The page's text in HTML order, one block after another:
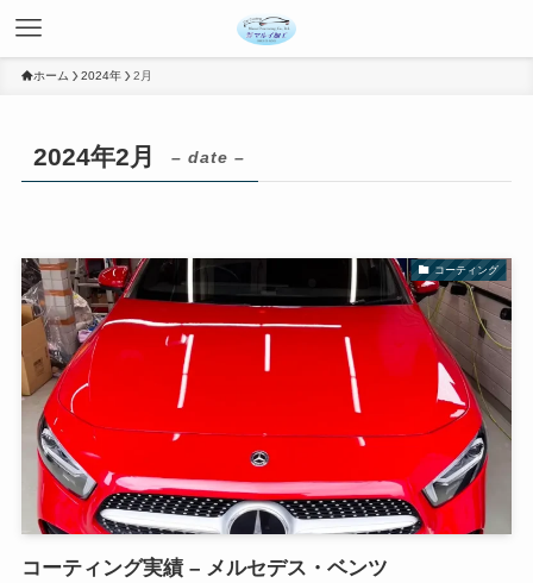
ホーム 2024年 2月
2024年2月 – date –
コーティング
コーティング実績 – メルセデス・ベンツ